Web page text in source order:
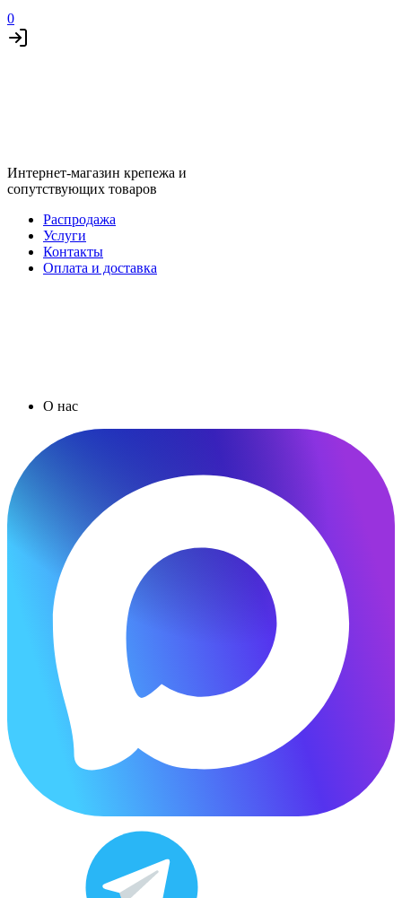
0
Интернет-магазин крепежа и
сопутствующих товаров
Распродажа
Услуги
Контакты
Оплата и доставка
О нас